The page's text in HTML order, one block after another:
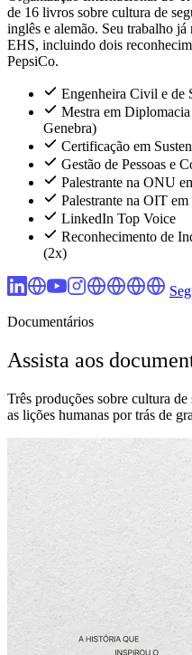
de 16 livros sobre cultura de
inglês e alemão. Seu trabalho
EHS, incluindo dois
PepsiCo.
Engenheira Civil e de
Mestra em
Genebra)
Certificação em
Gestão de Pessoas e
Palestrante na ONU
Palestrante na OIT
LinkedIn Top Voice
Reconhecimento de
(2x)
Documentários
Assista aos
Três produções sobre cultura
as lições humanas por trás de